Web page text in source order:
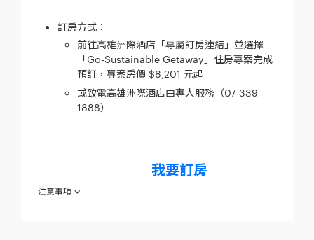
訂房方式：
前往高雄洲際酒店「專屬訂房連結」並選擇
「Go-Sustainable Getaway」住房專案完成
預訂，專案房價 $8,201 元起
或致電高雄洲際酒店由專人服務（07-339-
1888）
我要訂房
注意事項